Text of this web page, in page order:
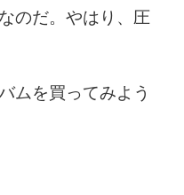
のだ。やはり、圧
ムを買ってみよう